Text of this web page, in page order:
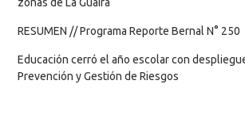
RESUMEN // Programa Reporte Bernal N° 250
Educación cerró el año escolar con
Prevención y Gestión de Riesgos